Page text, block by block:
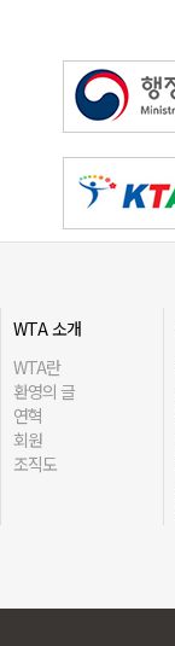
WTA 소개
WTA란
환영의 글
연혁
회원
조직도